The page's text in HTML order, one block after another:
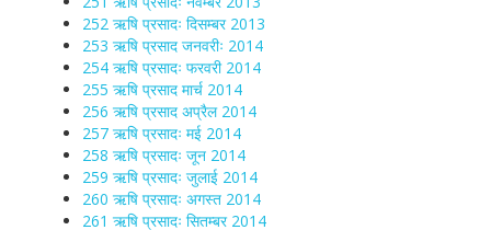
252 ऋषि प्रसादः दिसम्बर 2013
253 ऋषि प्रसाद जनवरीः 2014
254 ऋषि प्रसादः फरवरी 2014
255 ऋषि प्रसाद मार्च 2014
256 ऋषि प्रसाद अप्रैल 2014
257 ऋषि प्रसादः मई 2014
258 ऋषि प्रसादः जून 2014
259 ऋषि प्रसादः जुलाई 2014
260 ऋषि प्रसादः अगस्त 2014
261 ऋषि प्रसादः सितम्बर 2014